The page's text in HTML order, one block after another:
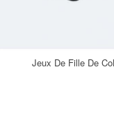
Jeux De Fille De